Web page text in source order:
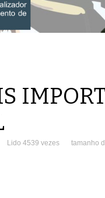
Lido 4539 vezes tamanho